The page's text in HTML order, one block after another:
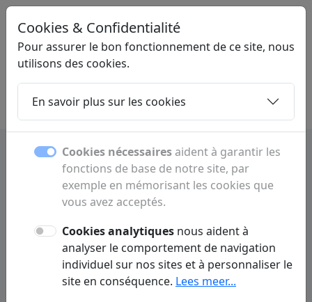
LINKPLEK.NL
Home Sous-pages Articles Contact
Parcs d’attractions et loisirs
en famille
Découvrez les parcs d’attractions, parcs
aquatiques et idées de sorties pour toute la
famille.
Cookies & Confidentialité
Pour assurer le bon fonctionnement de ce site, nous
utilisons des cookies.
En savoir plus sur les cookies
Cookies nécessairesaident à garantir les
fonctions de base de notre site, par
exemple en mémorisant les cookies que
vous avez acceptés.
Cookies analytiques nous aident à
analyser le comportement de navigation
individuel sur nos sites et à personnaliser le
site en conséquence. Lees meer...